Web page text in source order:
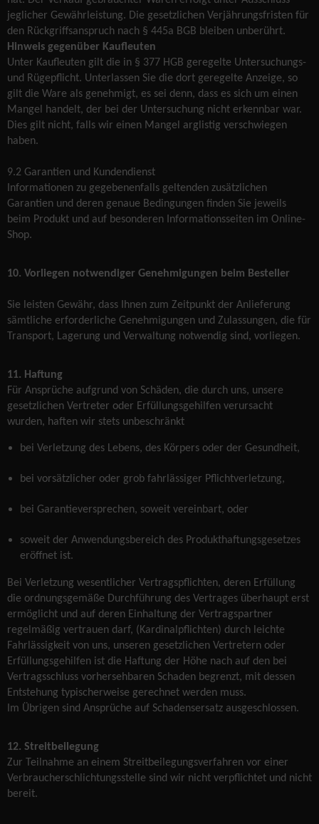
jeglicher Gewährleistung. Die gesetzlichen Verjährungsfristen für
den Rückgriffsanspruch nach § 445a BGB bleiben unberührt.
Hinweis gegenüber Kaufleuten
Unter Kaufleuten gilt die in § 377 HGB geregelte Untersuchungs-
und Rügepflicht. Unterlassen Sie die dort geregelte Anzeige, so
gilt die Ware als genehmigt, es sei denn, dass es sich um einen
Mangel handelt, der bei der Untersuchung nicht erkennbar war.
Dies gilt nicht, falls wir einen Mangel arglistig verschwiegen
haben.
9.2 Garantien und Kundendienst
Informationen zu gegebenenfalls geltenden zusätzlichen
Garantien und deren genaue Bedingungen finden Sie jeweils
beim Produkt und auf besonderen Informationsseiten im Online-
Shop.
10. Vorliegen notwendiger Genehmigungen beim Besteller
Sie leisten Gewähr, dass Ihnen zum Zeitpunkt der Anlieferung
sämtliche erforderliche Genehmigungen und Zulassungen, die für
Transport, Lagerung und Verwaltung notwendig sind, vorliegen.
11. Haftung
Für Ansprüche aufgrund von Schäden, die durch uns, unsere
gesetzlichen Vertreter oder Erfüllungsgehilfen verursacht
wurden, haften wir stets unbeschränkt
bei Verletzung des Lebens, des Körpers oder der Gesundheit,
bei vorsätzlicher oder grob fahrlässiger Pflichtverletzung,
bei Garantieversprechen, soweit vereinbart, oder
soweit der Anwendungsbereich des Produkthaftungsgesetzes
eröffnet ist.
Bei Verletzung wesentlicher Vertragspflichten, deren Erfüllung
die ordnungsgemäße Durchführung des Vertrages überhaupt erst
ermöglicht und auf deren Einhaltung der Vertragspartner
regelmäßig vertrauen darf, (Kardinalpflichten) durch leichte
Fahrlässigkeit von uns, unseren gesetzlichen Vertretern oder
Erfüllungsgehilfen ist die Haftung der Höhe nach auf den bei
Vertragsschluss vorhersehbaren Schaden begrenzt, mit dessen
Entstehung typischerweise gerechnet werden muss.
Im Übrigen sind Ansprüche auf Schadensersatz ausgeschlossen.
12. Streitbeilegung
Zur Teilnahme an einem Streitbeilegungsverfahren vor einer
Verbraucherschlichtungsstelle sind wir nicht verpflichtet und nicht
bereit.